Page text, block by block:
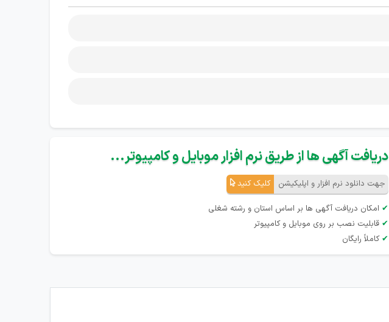
دریافت آگهی ها از طریق نرم افزار موبایل و کامپیوتر...
جهت دانلود نرم افزار و اپلیکیشن کلیک کنید
✔ امکان دریافت آگهی ها بر اساس استان و رشته شغلی
✔ قابلیت نصب بر روی موبایل و کامپیوتر
✔ کاملاً رایگان